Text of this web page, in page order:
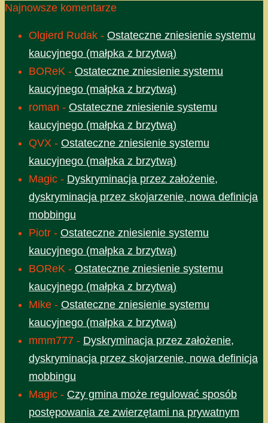
Najnowsze komentarze
Olgierd Rudak - Ostateczne zniesienie systemu
kaucyjnego (małpka z brzytwą)
BOReK - Ostateczne zniesienie systemu
kaucyjnego (małpka z brzytwą)
roman - Ostateczne zniesienie systemu
kaucyjnego (małpka z brzytwą)
QVX - Ostateczne zniesienie systemu
kaucyjnego (małpka z brzytwą)
Magic - Dyskryminacja przez założenie,
dyskryminacja przez skojarzenie, nowa definicja
mobbingu
Piotr - Ostateczne zniesienie systemu
kaucyjnego (małpka z brzytwą)
BOReK - Ostateczne zniesienie systemu
kaucyjnego (małpka z brzytwą)
Mike - Ostateczne zniesienie systemu
kaucyjnego (małpka z brzytwą)
mmm777 - Dyskryminacja przez założenie,
dyskryminacja przez skojarzenie, nowa definicja
mobbingu
Magic - Czy gmina może regulować sposób
postępowania ze zwierzętami na prywatnym